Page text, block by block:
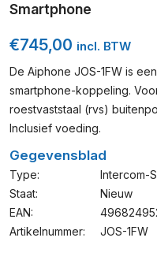
Smartphone
€745,00 incl. BTW
De Aiphone JOS-1FW is
smartphone-koppeling.
roestvaststaal (rvs)
Inclusief voeding.
Gegevensblad
Type:
Intercom-
Staat:
Nieuw
EAN:
Artikelnummer:
JOS-1FW